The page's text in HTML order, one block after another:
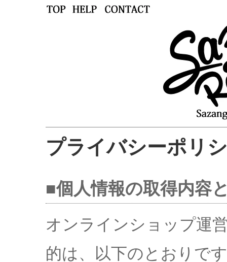
プライバシーポリ
■個人情報の取得内容
オンラインショップ運
的は、以下のとおりで